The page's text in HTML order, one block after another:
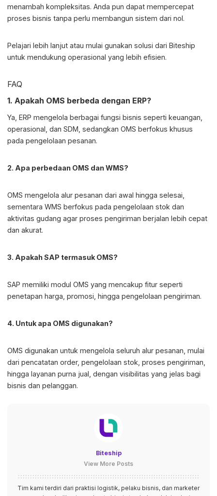
menambah kompleksitas. Anda pun dapat mempercepat
proses bisnis tanpa perlu membangun sistem dari nol.
Pelajari lebih lanjut atau mulai gunakan solusi dari Biteship
untuk mendukung operasional yang lebih efisien.
FAQ
1. Apakah OMS berbeda dengan ERP?
Ya, ERP mengelola berbagai fungsi bisnis seperti keuangan,
operasional, dan SDM, sedangkan OMS berfokus khusus
pada pengelolaan pesanan.
2. Apa perbedaan OMS dan WMS?
OMS mengelola alur pesanan dari awal hingga selesai,
sementara WMS berfokus pada pengelolaan stok dan
aktivitas gudang agar proses pengiriman berjalan lebih cepat
dan akurat.
3. Apakah SAP termasuk OMS?
SAP memiliki modul OMS yang mencakup fitur seperti
penetapan harga, promosi, hingga pengelolaan pengiriman.
4. Untuk apa OMS digunakan?
OMS digunakan untuk mengelola seluruh alur pesanan, mulai
dari pencatatan order, pengelolaan stok, proses pengiriman,
hingga layanan purna jual, dengan visibilitas yang jelas bagi
bisnis dan pelanggan.
Biteship
View More Posts
Tim kami terdiri dari praktisi logistik, pelaku bisnis, dan marketer